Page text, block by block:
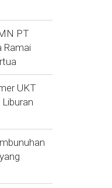
PT
Ramai
UKT